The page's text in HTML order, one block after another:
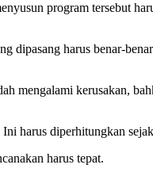
program tersebut
dipasang harus benar-
mengalami kerusakan,
harus diperhitungkan
harus tepat.